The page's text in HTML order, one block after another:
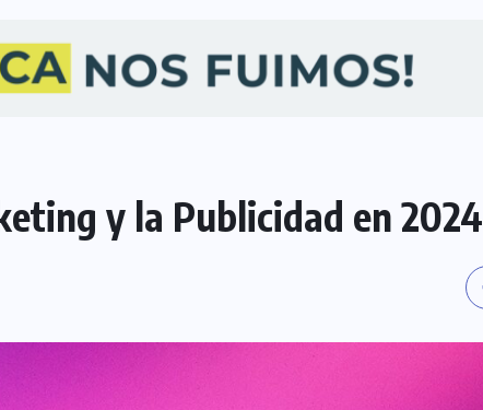
y la Publicidad en 2024
electo de